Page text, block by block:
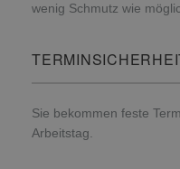
wenig Schmutz wie
Sie bekommen feste
Arbeitstag.